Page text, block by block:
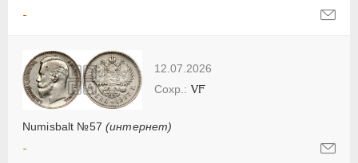
-
12.07.2026
Numisbalt №57 (интернет)
VF
-